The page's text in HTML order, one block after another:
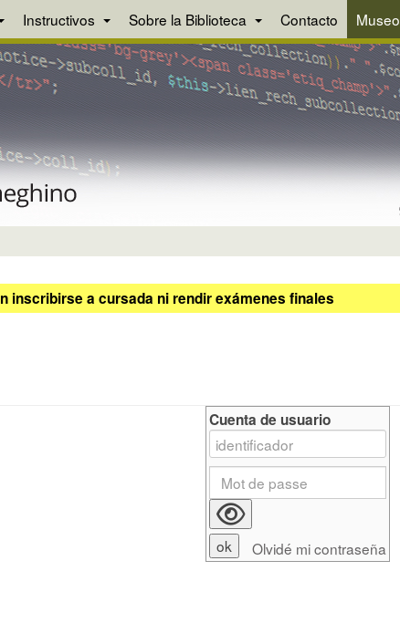
Instructivos Sobre la Biblioteca Contacto Museo
inscribirse a cursada ni rendir exámenes finales
Cuenta de usuario
Olvidé mi contraseña